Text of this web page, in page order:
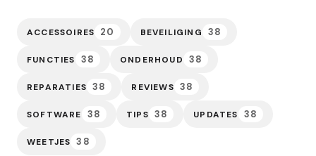
ACCESSOIRES 20 BEVEILIGING 38
FUNCTIES 38 ONDERHOUD 38
REPARATIES 38 REVIEWS 38
SOFTWARE 38 TIPS 38 UPDATES 38
WEETJES 38